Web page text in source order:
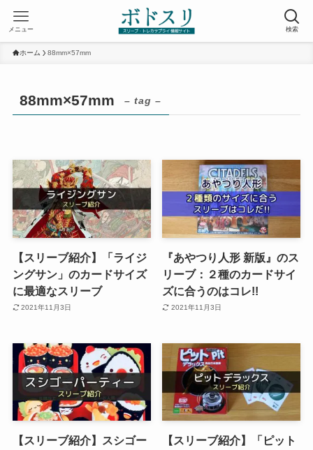
検索
メニュー
ホーム 88mm×57mm
88mm×57mm – tag –
【スリーブ紹介】「ライジ
ングサン」のカードサイズ
に最適なスリーブ
2021年11月3日
『あやつり人形 新版』のス
リーブ：２種のカードサイ
ズに合うのはコレ!!
2021年11月3日
【スリーブ紹介】スシゴー
【スリーブ紹介】「ピット